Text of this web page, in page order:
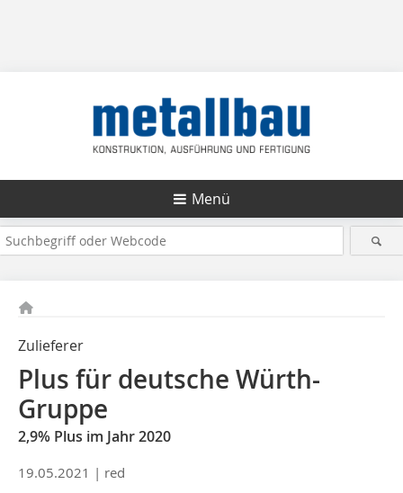
Menü
Zulieferer
Plus für deutsche Würth-
Gruppe
2,9% Plus im Jahr 2020
19.05.2021 | red